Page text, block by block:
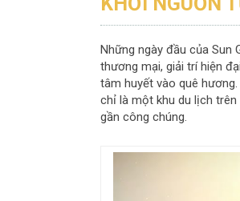
Những ngày đầu của Sun
thương mại, giải trí hiện
tâm huyết vào quê
chỉ là một khu du lịch
gần công chúng.